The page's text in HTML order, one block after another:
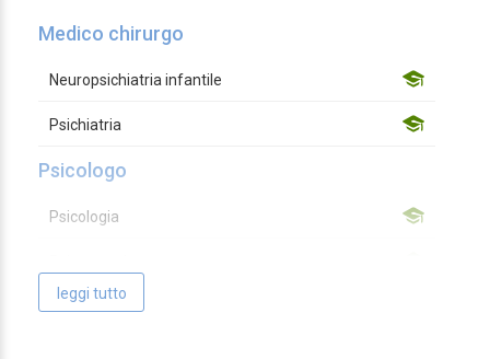
Medico chirurgo
Neuropsichiatria infantile
Psichiatria
Psicologo
Psicologia
Educatore professionale
leggi tutto